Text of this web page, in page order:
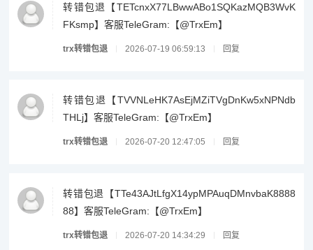
转错包退【TETcnxX77LBwwABo1SQKazMQB3WvK
FKsmp】客服TeleGram:【@TrxEm】
trx转错包退 2026-07-19 06:59:13 回复
转错包退【TVVNLeHK7AsEjMZiTVgDnKw5xNPNdb
THLj】客服TeleGram:【@TrxEm】
trx转错包退 2026-07-20 12:47:05 回复
转错包退【TTe43AJtLfgX14ypMPAuqDMnvbaK8888
88】客服TeleGram:【@TrxEm】
trx转错包退 2026-07-20 14:34:29 回复